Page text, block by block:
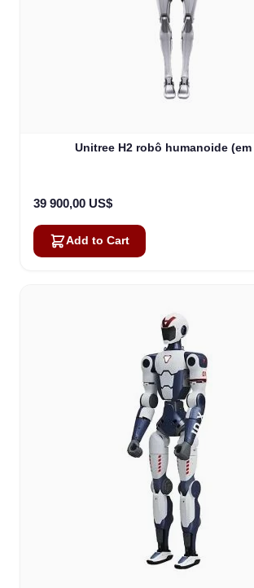
Unitree H2 robô humanoide (em
39 900,00 US$
Add to Cart